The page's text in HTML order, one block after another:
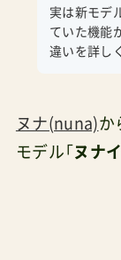
実は新モデ
ていた機能
違いを詳し
ヌナ(nuna)か
モデル「 ヌナ